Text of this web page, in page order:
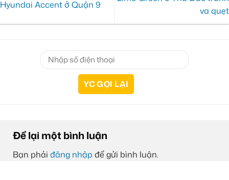
Hyundai Accent ở Quận 9
va quẹt
Để lại một bình luận
Bạn phải đăng nhập để gửi bình luận.